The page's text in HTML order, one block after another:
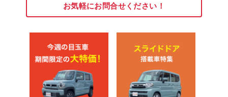
お気軽にお問合せください！